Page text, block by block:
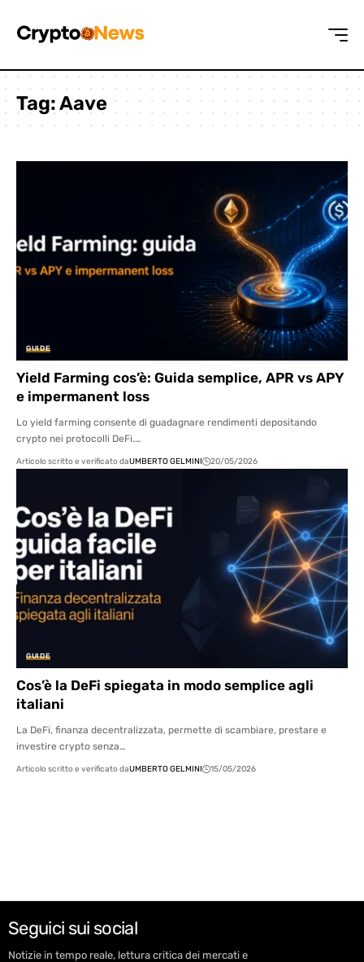
Tag:Aave
GUIDE
Yield Farming cos’è: Guida semplice, APR vs APY
e impermanent loss
Lo yield farming consente di guadagnare rendimenti depositando
crypto nei protocolli DeFi.…
Articolo scritto e verificato daUMBERTO GELMINI 20/05/2026
GUIDE
Cos’è la DeFi spiegata in modo semplice agli
italiani
La DeFi, finanza decentralizzata, permette di scambiare, prestare e
investire crypto senza…
Articolo scritto e verificato daUMBERTO GELMINI 15/05/2026
Seguici sui social
Notizie in tempo reale, lettura critica dei mercati e